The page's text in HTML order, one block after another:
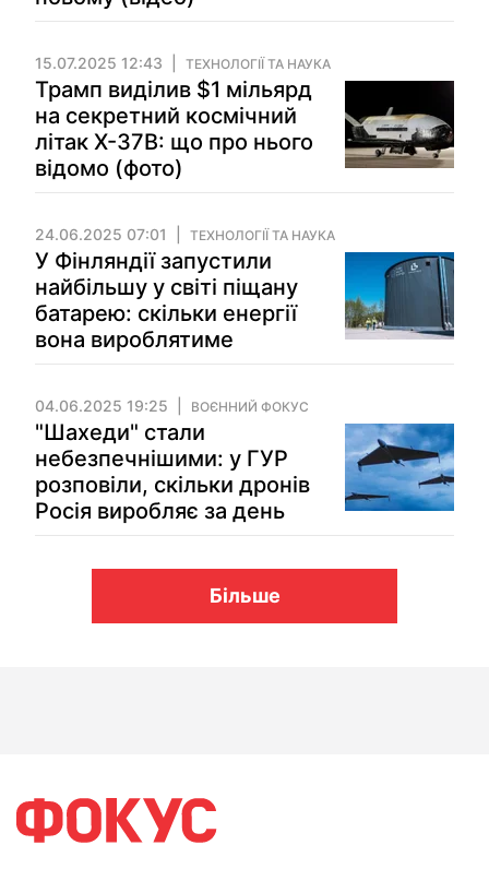
15.07.2025 12:43 ТЕХНОЛОГІЇ ТА НАУКА
Трамп виділив $1 мільярд
на секретний космічний
літак X-37B: що про нього
відомо (фото)
24.06.2025 07:01 ТЕХНОЛОГІЇ ТА НАУКА
У Фінляндії запустили
найбільшу у світі піщану
батарею: скільки енергії
вона вироблятиме
04.06.2025 19:25 ВОЄННИЙ ФОКУС
"Шахеди" стали
небезпечнішими: у ГУР
розповіли, скільки дронів
Росія виробляє за день
Більше